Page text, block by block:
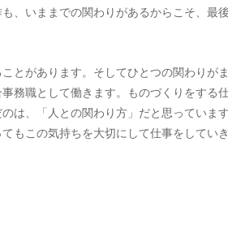
、いままでの関わりがあるからこそ、最
とがあります。そしてひとつの関わりが
務職として働きます。ものづくりをする
は、「人との関わり方」だと思っていま
もこの気持ちを大切にして仕事をしていき